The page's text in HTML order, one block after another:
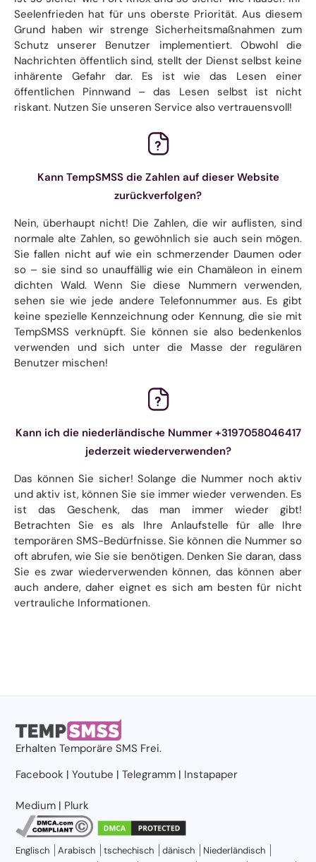
Seelenfrieden hat für uns oberste Priorität. Aus diesem
Grund haben wir strenge Sicherheitsmaßnahmen zum
Schutz unserer Benutzer implementiert. Obwohl die
Nachrichten öffentlich sind, stellt der Dienst selbst keine
inhärente Gefahr dar. Es ist wie das Lesen einer
öffentlichen Pinnwand – das Lesen selbst ist nicht
riskant. Nutzen Sie unseren Service also vertrauensvoll!
Kann TempSMSS die Zahlen auf dieser Website
zurückverfolgen?
Nein, überhaupt nicht! Die Zahlen, die wir auflisten, sind
normale alte Zahlen, so gewöhnlich sie auch sein mögen.
Sie fallen nicht auf wie ein schmerzender Daumen oder
so – sie sind so unauffällig wie ein Chamäleon in einem
dichten Wald. Wenn Sie diese Nummern verwenden,
sehen sie wie jede andere Telefonnummer aus. Es gibt
keine spezielle Kennzeichnung oder Kennung, die sie mit
TempSMSS verknüpft. Sie können sie also bedenkenlos
verwenden und sich unter die Masse der regulären
Benutzer mischen!
Kann ich die niederländische Nummer +3197058046417
jederzeit wiederverwenden?
Das können Sie sicher! Solange die Nummer noch aktiv
und aktiv ist, können Sie sie immer wieder verwenden. Es
ist das Geschenk, das man immer wieder gibt!
Betrachten Sie es als Ihre Anlaufstelle für alle Ihre
temporären SMS-Bedürfnisse. Sie können die Nummer so
oft abrufen, wie Sie sie benötigen. Denken Sie daran, dass
Sie es zwar wiederverwenden können, das können aber
auch andere, daher eignet es sich am besten für nicht
vertrauliche Informationen.
ErhaltenTemporäre SMS Frei.
Facebook |Youtube |Telegramm | Instapaper
Medium | Plurk
Englisch Arabisch tschechisch dänisch
Niederländisch